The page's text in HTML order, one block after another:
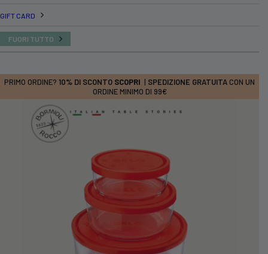
GIFT CARD
FUORI TUTTO
PRIMO ORDINE? 10% DI SCONTO SCOPRI | SPEDIZIONE GRATUITA CON UN
ORDINE MINIMO DI 99€